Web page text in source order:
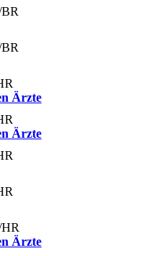
BR
BR
Ärzte
Ärzte
HR
Ärzte